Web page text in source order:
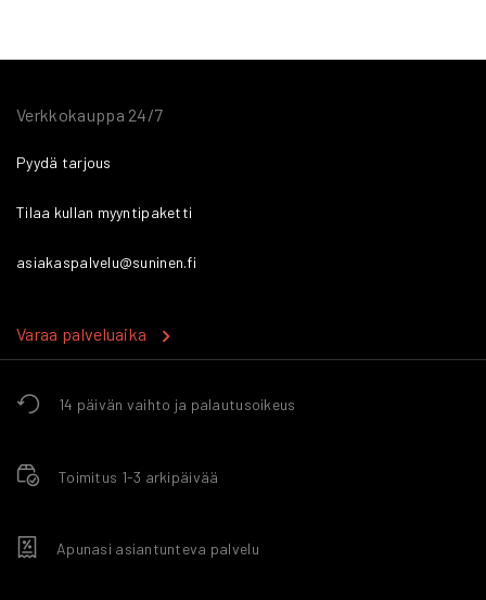
14 päivän vaihto ja palautusoikeus
Toimitus 1-3 arkipäivää
Apunasi asiantunteva palvelu
Verkkokauppa 24/7
Pyydä tarjous
Tilaa kullan myyntipaketti
asiakaspalvelu@suninen.fi
Varaa palveluaika